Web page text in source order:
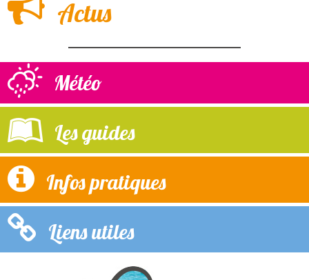
Actus
Météo
Les guides
Infos pratiques
Liens utiles